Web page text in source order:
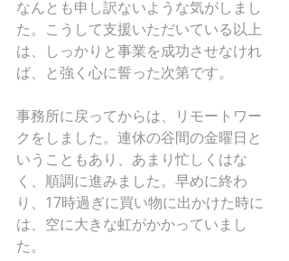
なんとも申し訳ないような気がしまし
た。こうして支援いただいている以上
は、しっかりと事業を成功させなけれ
ば、と強く心に誓った次第です。
事務所に戻ってからは、リモートワー
クをしました。連休の谷間の金曜日と
いうこともあり、あまり忙しくはな
く、順調に進みました。早めに終わ
り、17時過ぎに買い物に出かけた時に
は、空に大きな虹がかかっていまし
た。